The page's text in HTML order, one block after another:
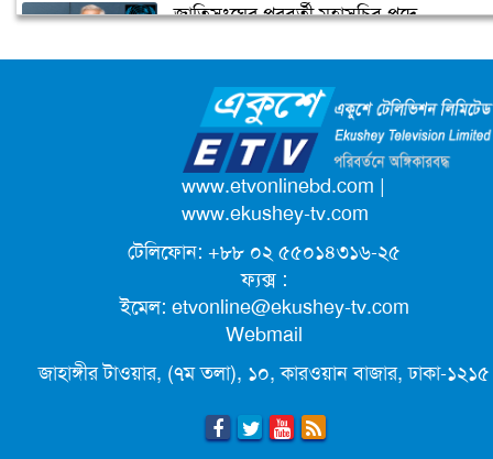
উপজেলা ছাত্রলীগের নতুন কমিটি
আনন্দ মিছিল
জাতিসংঘের পরবর্তী মহাসচিব পদে
ক্যাম্পাস অ্যাম্বাসেডর নিয়োগ দিচ্ছে একুশে
টেলিভিশন
পদোন্নতি পেয়ে সচিব হলেন ২ কর্মকর্তা
লিগ্যাল এইডের মাধ্যমে সন্তান ফিরে পেল
সেই কিশোরী মা জুঁই
জেট ফুয়েলের দাম কমলো লিটারে ১৯ টাকা
মূল্যস্ফীতি কমে জুনে ৯ দশমিক ১৬ শতাংশ
www.etvonlinebd.com |
www.ekushey-tv.com
টেলিফোন: +৮৮ ০২ ৫৫০১৪৩১৬-২৫
ফ্যক্স :
ইমেল: etvonline@ekushey-tv.com
Webmail
জাহাঙ্গীর টাওয়ার, (৭ম তলা), ১০, কারওয়ান বাজার, ঢাকা-১২১৫